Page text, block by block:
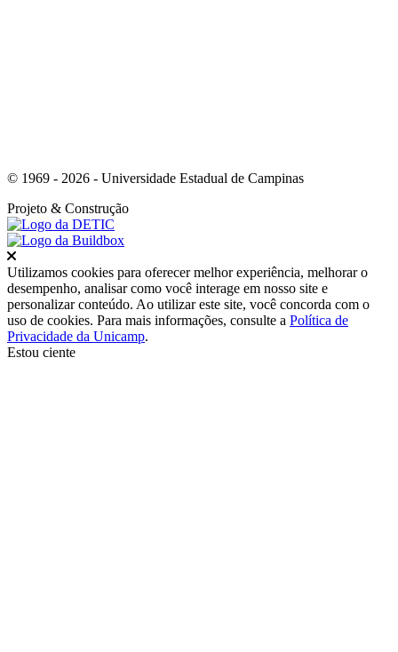
© 1969 - 2026 - Universidade Estadual de Campinas
Projeto & Construção
Fechar
Utilizamos cookies para oferecer melhor experiência, melhorar o
desempenho, analisar como você interage em nosso site e
personalizar conteúdo. Ao utilizar este site, você concorda com o
uso de cookies. Para mais informações, consulte a Política de
Privacidade da Unicamp.
Estou ciente